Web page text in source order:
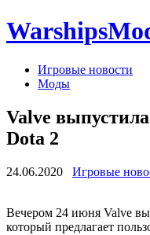
Игровые новости
Моды
Valve
Dota 2
24.06.2020 Игровые
Вечером 24 июня Valve
который предлагает